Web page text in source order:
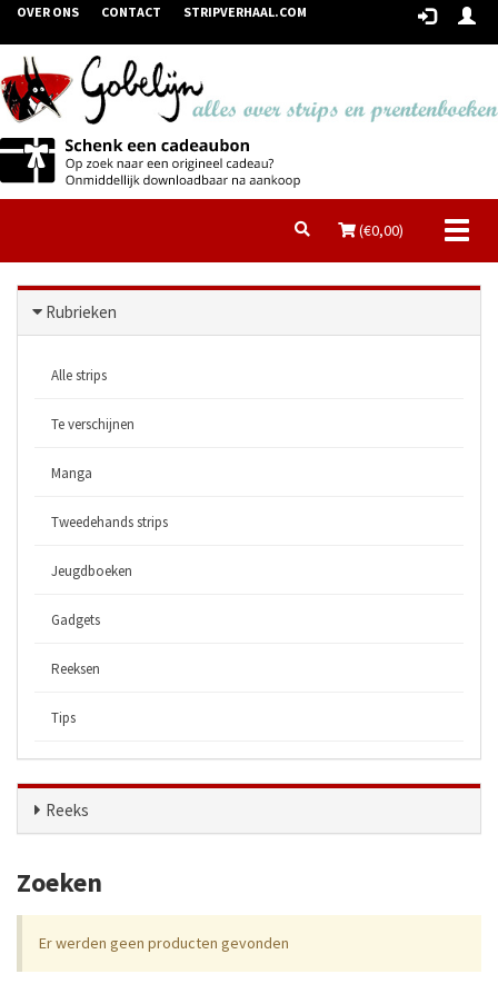
OVER ONS CONTACT STRIPVERHAAL.COM
(€0,00)
Rubrieken
Alle strips
Te verschijnen
Manga
Tweedehands strips
Jeugdboeken
Gadgets
Reeksen
Tips
Reeks
Zoeken
Er werden geen producten gevonden